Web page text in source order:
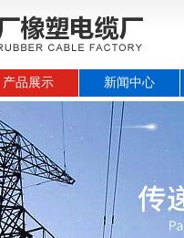
产品展示 新闻中心